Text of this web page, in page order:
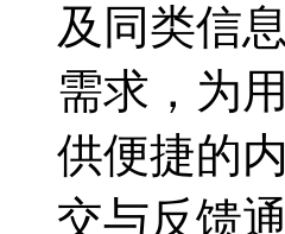
及同类信
需求，为
供便捷的
交与反馈通